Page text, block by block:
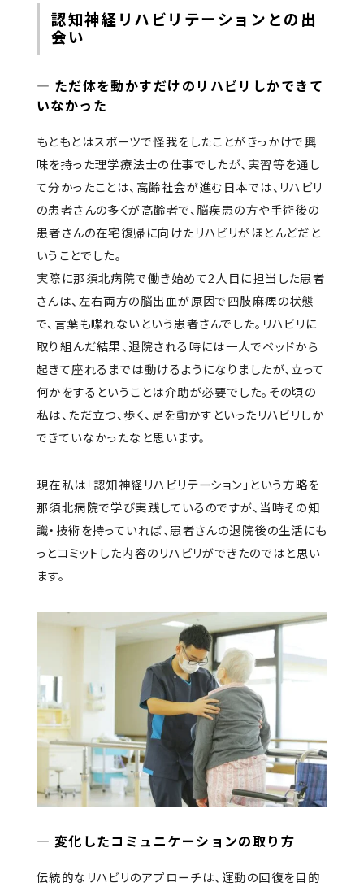
認知神経リハビリテーションとの出
会い
― ただ体を動かすだけのリハビリしかできて
いなかった
もともとはスポーツで怪我をしたことがきっかけで興
味を持った理学療法士の仕事でしたが、実習等を通し
て分かったことは、高齢社会が進む日本では、リハビリ
の患者さんの多くが高齢者で、脳疾患の方や手術後の
患者さんの在宅復帰に向けたリハビリがほとんどだと
いうことでした。
実際に那須北病院で働き始めて2人目に担当した患者
さんは、左右両方の脳出血が原因で四肢麻痺の状態
で、言葉も喋れないという患者さんでした。リハビリに
取り組んだ結果、退院される時には一人でベッドから
起きて座れるまでは動けるようになりましたが、立って
何かをするということは介助が必要でした。その頃の
私は、ただ立つ、歩く、足を動かすといったリハビリしか
できていなかったなと思います。
現在私は「認知神経リハビリテーション」という方略を
那須北病院で学び実践しているのですが、当時その知
識・技術を持っていれば、患者さんの退院後の生活にも
っとコミットした内容のリハビリができたのではと思い
ます。
― 変化した コミュニケーションの取り方
伝統的なリハビリのアプローチは、運動の回復を目的